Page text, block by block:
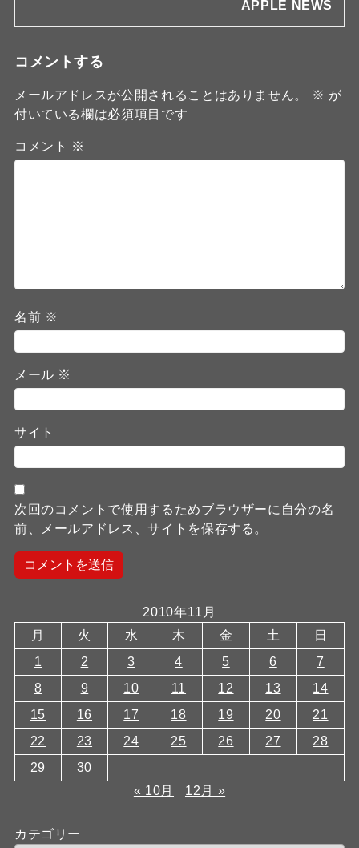
APPLE NEWS
コメントする
メールアドレスが公開されることはありません。 ※ が
付いている欄は必須項目です
コメント ※
名前 ※
メール ※
サイト
次回のコメントで使用するためブラウザーに自分の名
前、メールアドレス、サイトを保存する。
2010年11月
月
火 水 木 金 土
日
1
2 3 4 5 6
7
8
9 10 11 12 13
14
15
16 17 18 19 20
21
22
23 24 25 26 27
28
29
30
« 10月
12月 »
カテゴリー